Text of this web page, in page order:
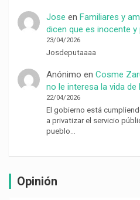
Jose en Familiares y
dicen que es inocente y
23/04/2026
Josdeputaaaa
Anónimo en Cosme
no le interesa la vida de
22/04/2026
El gobierno está
a privatizar el servicio
pueblo…
Opinión